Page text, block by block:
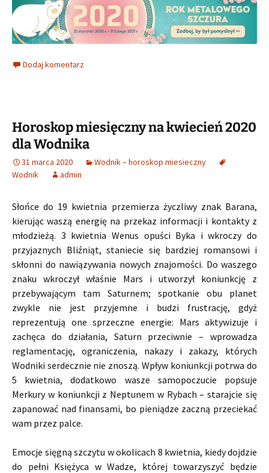
Dodaj komentarz
Horoskop miesięczny na kwiecień 2020
dla Wodnika
31 marca 2020
Wodnik – horoskop miesieczny
Wodnik
admin
Słońce do 19 kwietnia przemierza życzliwy znak Barana,
kierując waszą energię na przekaz informacji i kontakty z
młodzieżą. 3 kwietnia Wenus opuści Byka i wkroczy do
przyjaznych Bliźniąt, staniecie się bardziej romansowi i
skłonni do nawiązywania nowych znajomości. Do waszego
znaku wkroczył właśnie Mars i utworzył koniunkcję z
przebywającym tam Saturnem; spotkanie obu planet
zwykle nie jest przyjemne i budzi frustrację, gdyż
reprezentują one sprzeczne energie: Mars aktywizuje i
zachęca do działania, Saturn przeciwnie – wprowadza
reglamentację, ograniczenia, nakazy i zakazy, których
Wodniki serdecznie nie znoszą. Wpływ koniunkcji potrwa do
5 kwietnia, dodatkowo wasze samopoczucie popsuje
Merkury w koniunkcji z Neptunem w Rybach – starajcie się
zapanować nad finansami, bo pieniądze zaczną przeciekać
wam przez palce.
Emocje sięgną szczytu w okolicach 8 kwietnia, kiedy dojdzie
do pełni Księżyca w Wadze, której towarzyszyć będzie